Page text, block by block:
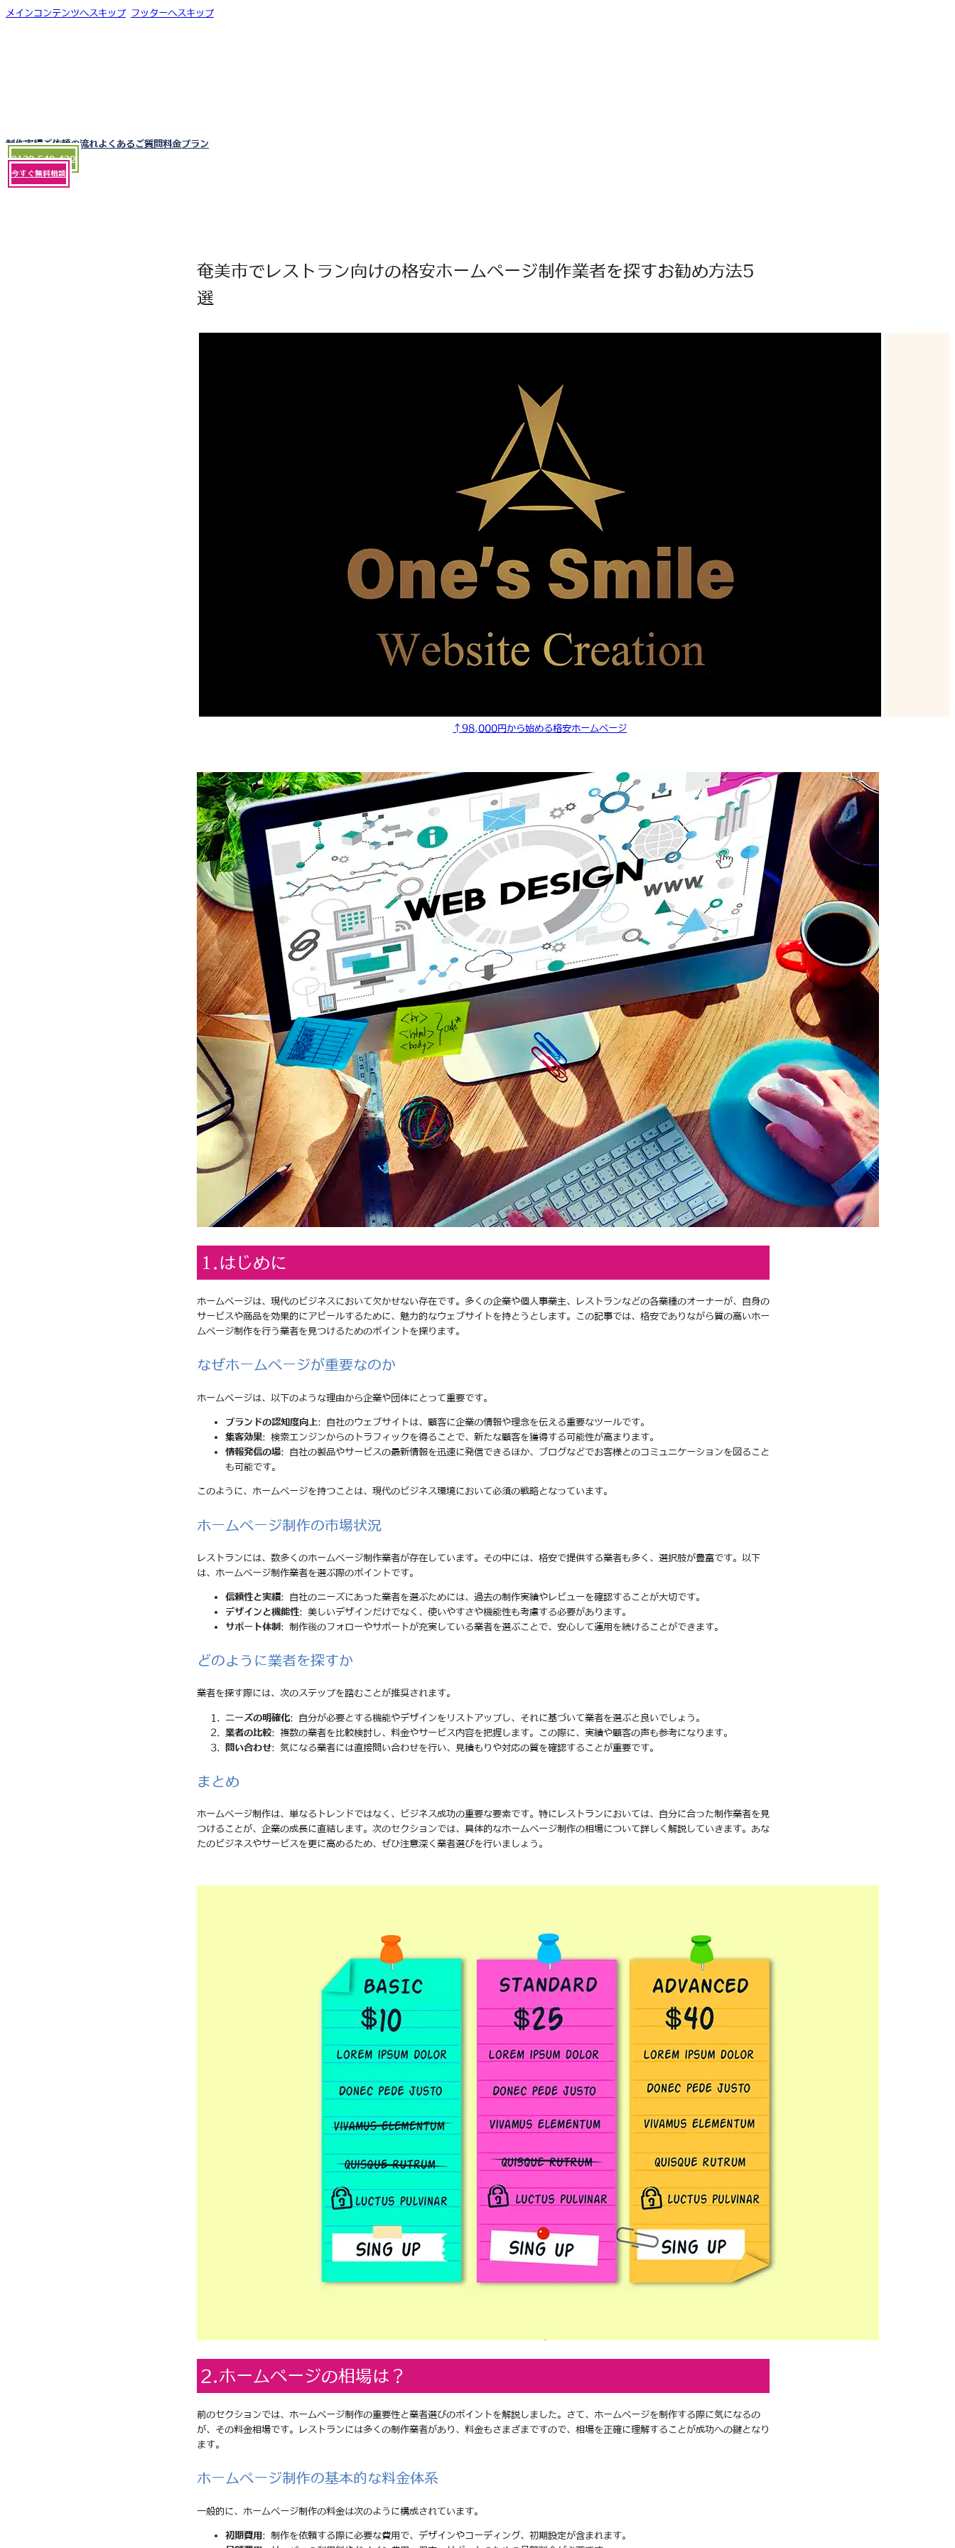
メインコンテンツへスキップ フッターへスキップ
制作実績ご依頼の流れ よくあるご質問料金プラン
0120-540-430
今すぐ無料相談
奄美市でレストラン向けの格安ホームページ制作業者を探すお勧め方法5
選
↑98,000円から始める格安ホームページ
1.はじめに
ホームページは、現代のビジネスにおいて欠かせない存在です。多くの企業や個人事業主、レストランなどの各業種のオーナーが、自身の
サービスや商品を効果的にアピールするために、魅力的なウェブサイトを持とうとします。この記事では、格安でありながら質の高いホー
ムページ制作を行う業者を見つけるためのポイントを探ります。
なぜホームページが重要なのか
ホームページは、以下のような理由から企業や団体にとって重要です。
ブランドの認知度向上: 自社のウェブサイトは、顧客に企業の情報や理念を伝える重要なツールです。
集客効果: 検索エンジンからのトラフィックを得ることで、新たな顧客を獲得する可能性が高まります。
情報発信の場: 自社の製品やサービスの最新情報を迅速に発信できるほか、ブログなどでお客様とのコミュニケーションを図ること
も可能です。
このように、ホームページを持つことは、現代のビジネス環境において必須の戦略となっています。
ホームページ制作の市場状況
レストランには、数多くのホームページ制作業者が存在しています。その中には、格安で提供する業者も多く、選択肢が豊富です。以下
は、ホームページ制作業者を選ぶ際のポイントです。
信頼性と実績: 自社のニーズにあった業者を選ぶためには、過去の制作実績やレビューを確認することが大切です。
デザインと機能性: 美しいデザインだけでなく、使いやすさや機能性も考慮する必要があります。
サポート体制 : 制作後のフォローやサポートが充実している業者を選ぶことで、安心して運用を続けることができます。
どのように業者を探すか
業者を探す際には、次のステップを踏むことが推奨されます。
ニーズの明確化: 自分が必要とする機能やデザインをリストアップし、それに基づいて業者を選ぶと良いでしょう。
業者の比較: 複数の業者を比較検討し、料金やサービス内容を把握します。この際に、実績や顧客の声も参考になります。
問い合わせ: 気になる業者には直接問い合わせを行い、見積もりや対応の質を確認することが重要です。
まとめ
ホームページ制作は、単なるトレンドではなく、ビジネス成功の重要な要素です。特にレストランにおいては、自分に合った制作業者を見
つけることが、企業の成長に直結します。次のセクションでは、具体的なホームページ制作の相場について詳しく解説していきます。あな
たのビジネスやサービスを更に高めるため、ぜひ注意深く業者選びを行いましょう。
2.ホームページの相場は？
前のセクションでは、ホームページ制作の重要性と業者選びのポイントを解説しました。さて、ホームページを制作する際に気になるの
が、その料金相場です。レストランには多くの制作業者があり、料金もさまざまですので、相場を正確に理解することが成功への鍵となり
ます。
ホームページ制作の基本的な料金体系
一般的に、ホームページ制作の料金は次のように構成されています。
初期費用 : 制作を依頼する際に必要な費用で、デザインやコーディング、初期設定が含まれます。